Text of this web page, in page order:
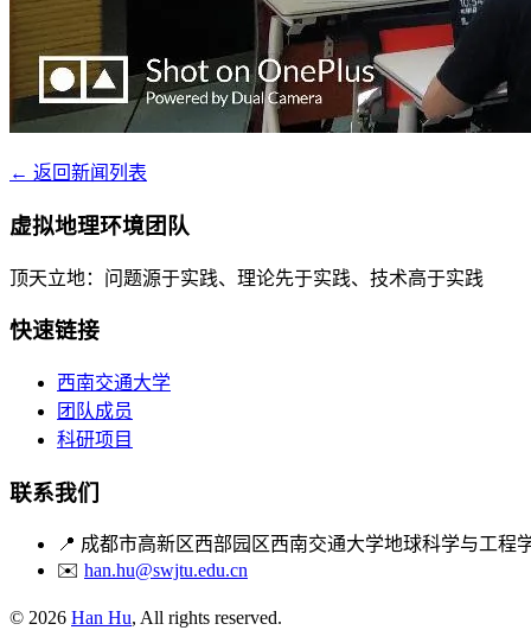
← 返回新闻列表
虚拟地理环境团队
顶天立地：问题源于实践、理论先于实践、技术高于实践
快速链接
西南交通大学
团队成员
科研项目
联系我们
📍 成都市高新区西部园区西南交通大学地球科学与工程
✉️ han.hu@swjtu.edu.cn
© 2026 Han Hu, All rights reserved.